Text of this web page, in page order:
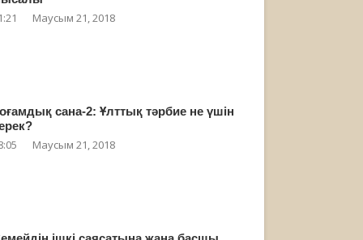
Маусым 21, 2018
сана-2: Ұлттық тәрбие не үшін
Маусым 21, 2018